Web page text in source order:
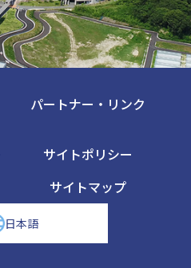
パートナー・リンク
サイトポリシー
サイトマップ
日本語